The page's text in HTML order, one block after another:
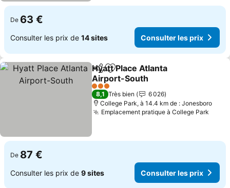
De 63 €
Consulter les prix de 14 sites Consulter les prix
PartagerAjouter à mes favoris
Hyatt Place Atlanta
Airport-South
3 Étoiles
8,1 Très bien
6 026
College Park, à 14.4 km de : Jonesboro
Emplacement pratique à College Park
De 87 €
Consulter les prix de 9 sites Consulter les prix